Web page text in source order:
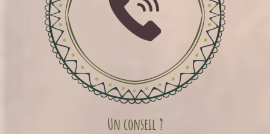
Un conseil ?